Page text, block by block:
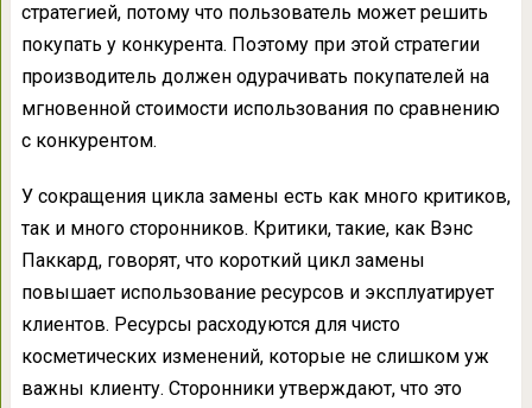
стратегией, потому что пользователь может решить
покупать у конкурента. Поэтому при этой стратегии
производитель должен одурачивать покупателей на
мгновенной стоимости использования по сравнению
с конкурентом.
У сокращения цикла замены есть как много критиков,
так и много сторонников. Критики, такие, как Вэнс
Паккард, говорят, что короткий цикл замены
повышает использование ресурсов и эксплуатирует
клиентов. Ресурсы расходуются для чисто
косметических изменений, которые не слишком уж
важны клиенту. Сторонники утверждают, что это